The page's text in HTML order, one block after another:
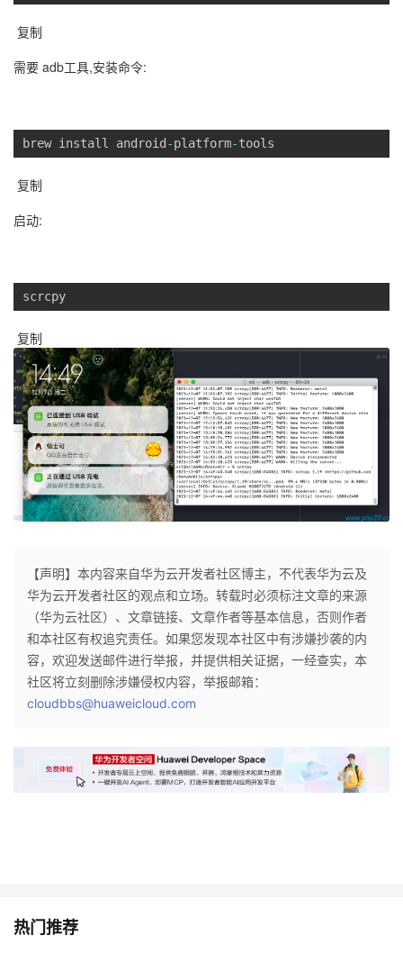
者
博
客
的
论
坛
我
的
圈
我
的
播
我
活
动
的
关
注
我
的
开
发
者
堂
我
的
课
我
的
我
我
的
Programs
我
的
支
我
的
技
术
我
的
云
需要 adb工具,安装命令:
brew install android -platform-tools
启动:
scrcpy
【声明】本内容来自华为云开发者社区博主，不代表华为云及
华为云开发者社区的观点和立场。转载时必须标注文章的来源
（华为云社区）、文章链接、文章作者等基本信息，否则作者
和本社区有权追究责任。如果您发现本社区中有涉嫌抄袭的内
容，欢迎发送邮件进行举报，并提供相关证据，一经查实，本
社区将立刻删除涉嫌侵权内容，举报邮箱：
cloudbbs@huaweicloud.com
热门推荐